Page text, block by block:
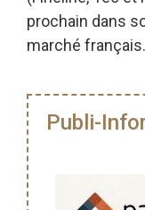
Schüco
des systèmes
prochain dans
marché français.
Publi-